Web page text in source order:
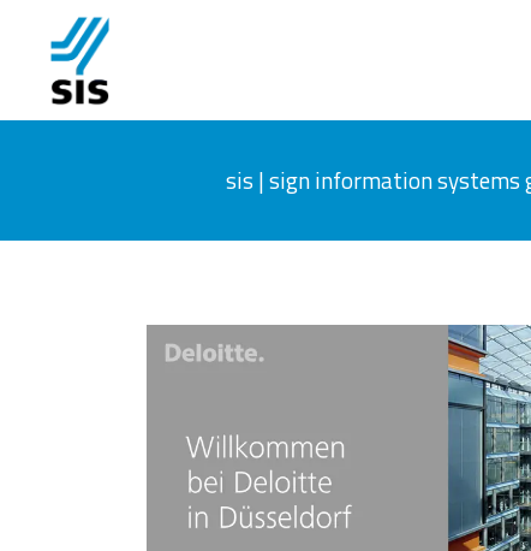
sis | sign information systems